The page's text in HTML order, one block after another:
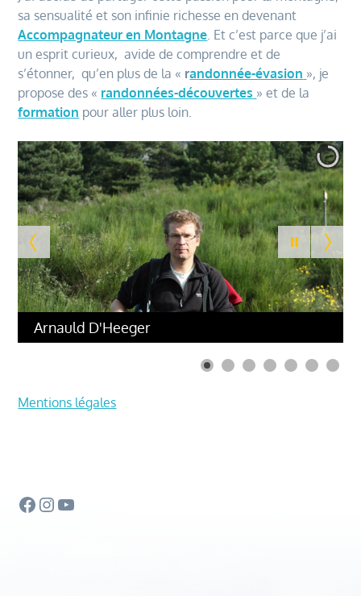
sa sensualité et son infinie richesse en devenant
Accompagnateur en Montagne. Et c’est parce que j’ai
un esprit curieux, avide de comprendre et de
s’étonner, qu’en plus de la « randonnée-évasion », je
propose des « randonnées-découvertes » et de la
formation pour aller plus loin.
Arnauld D'Heeger
Mentions légales
Facebook
Instagram
YouTube